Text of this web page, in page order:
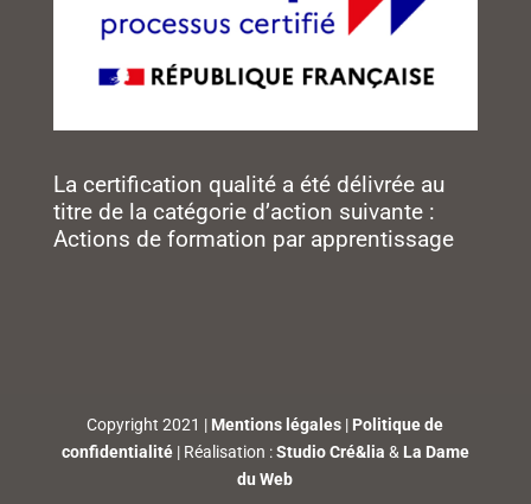
La certification qualité a été délivrée au
titre de la catégorie d’action suivante :
Actions de formation par apprentissage
Copyright 2021 | Mentions légales | Politique de
confidentialité| Réalisation :Studio Cré&lia & La Dame
du Web